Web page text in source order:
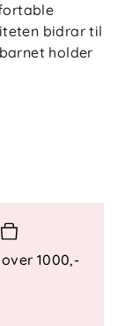
bidrar til
holder
og
Et tidløst
1000,-